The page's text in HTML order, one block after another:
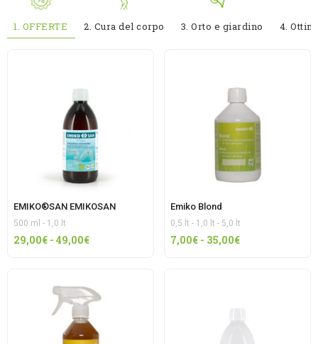
1. OFFERTE 2. Cura del corpo 3. Orto e giardino 4.
EMIKO®SAN EMIKOSAN
500 ml - 1,0 lt
29,00€ - 49,00€Fascia
da
29,00€
a
49,00€
Emiko Blond
0,5 lt - 1,0 lt - 5,0 lt
7,00€ - 35,00€Fascia
a
35,00€